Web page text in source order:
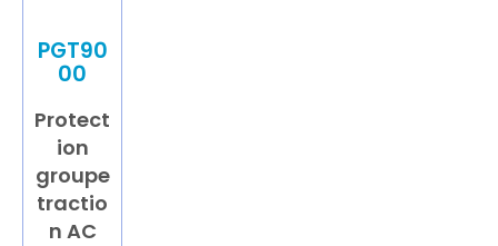
PGT90
00
Protect
ion
groupe
tractio
n AC